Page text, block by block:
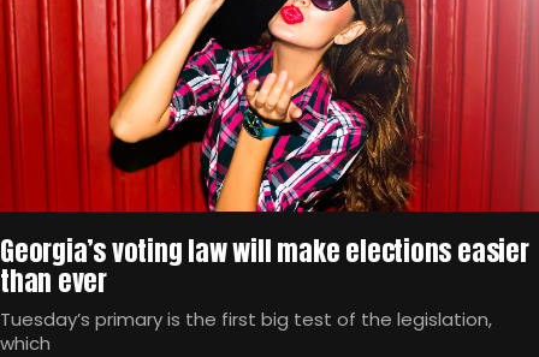
Georgia’s voting law will make elections easier
than ever
Tuesday’s primary is the first big test of the legislation,
which